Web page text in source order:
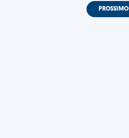
PROSSIMO